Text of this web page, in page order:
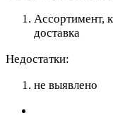
Ассортимент,
доставка
Недостатки:
не выявлено